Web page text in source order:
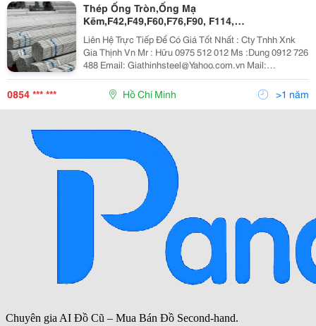
Thép Ống Tròn,Ống Mạ
Kẽm,F42,F49,F60,F76,F90, F114,
F140,F141,F168.F219
Liên Hệ Trực Tiếp Để Có Giá Tốt Nhất : Cty Tnhh Xnk
Gia Thịnh Vn Mr : Hữu 0975 512 012 Ms :Dung 0912 726
488 Email: Giathinhsteel@Yahoo.com.vn Mail:
Dunglesteel@Gmail.com Website :
Http://Giathinhsteel.com.vn Đc: Số 2 , Đường 14,
0854 *** *** Hồ Chí Minh >1 năm